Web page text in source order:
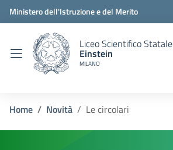
Ministero dell'Istruzione e del Merito
Liceo Scientifico Statale
Einstein
MILANO
Home Novità Le circolari